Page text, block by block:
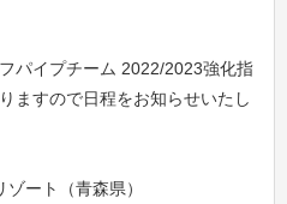
パイプチーム 2022/2023強化指
ますので日程をお知らせいたし
ート（青森県）